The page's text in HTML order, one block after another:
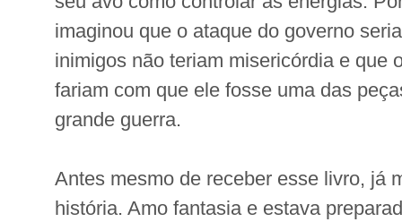
imaginou que o ataque do governo
inimigos não teriam misericórdia e que
fariam com que ele fosse uma das
grande guerra.
Antes mesmo de receber esse livro, já
história. Amo fantasia e estava